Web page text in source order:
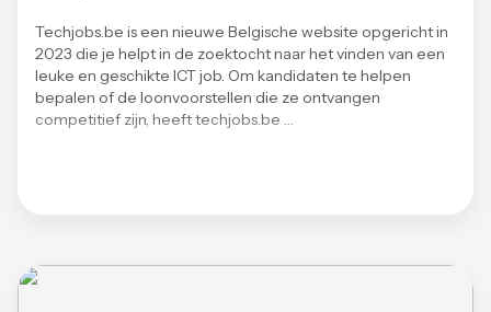
Techjobs.be is een nieuwe Belgische website opgericht in
2023 die je helpt in de zoektocht naar het vinden van een
leuke en geschikte ICT job. Om kandidaten te helpen
bepalen of de loonvoorstellen die ze ontvangen
competitief zijn, heeft techjobs.be …